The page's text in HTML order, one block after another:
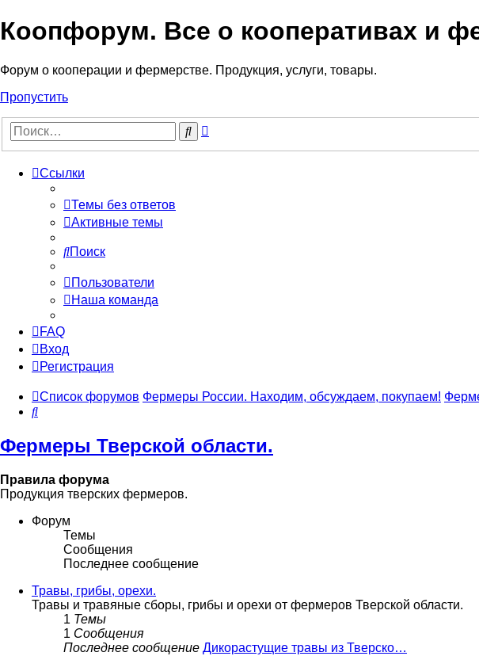
Коопфорум. Все о кооперативах и
Форум о кооперации и фермерстве. Продукция, услуги, товары.
Пропустить
Поиск
Ссылки
Темы без ответов
Активные темы
Поиск
Пользователи
Наша команда
FAQ
Вход
Регистрация
Список форумов Фермеры России. Находим, обсуждаем, покупаем!
Поиск
Фермеры Тверской области.
Правила форума
Продукция тверских фермеров.
Форум
Темы
Сообщения
Последнее сообщение
Травы, грибы, орехи.
Травы и травяные сборы, грибы и орехи от фермеров Тверской области.
1 Темы
1 Сообщения
Последнее сообщение Дикорастущие травы из Тверско…